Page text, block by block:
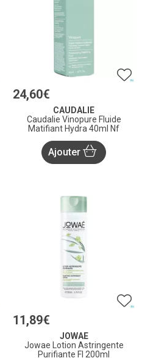
24,60€
CAUDALIE
Caudalie Vinopure Fluide
Matifiant Hydra 40ml Nf
Ajouter
11 ,89€
JOWAE
Jowae Lotion Astringente
Purifiante Fl 200ml